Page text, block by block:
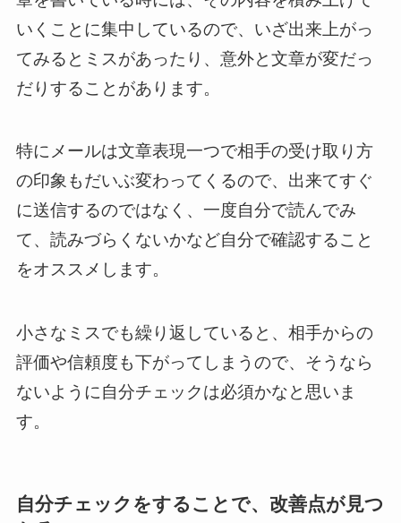
いくことに集中しているので、いざ出来上がっ
てみるとミスがあったり、意外と文章が変だっ
だりすることがあります。
特にメールは文章表現一つで相手の受け取り方
の印象もだいぶ変わってくるので、出来てすぐ
に送信するのではなく、一度自分で読んでみ
て、読みづらくないかなど自分で確認すること
をオススメします。
小さなミスでも繰り返していると、相手からの
評価や信頼度も下がってしまうので、そうなら
ないように自分チェックは必須かなと思いま
す。
自分チェックをすることで、改善点が見つ